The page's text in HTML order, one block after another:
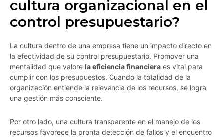
cultura organizacional en el
control presupuestario?
La cultura dentro de una empresa tiene un impacto directo en
la efectividad de su control presupuestario. Promover una
mentalidad que valore la eficiencia financiera es vital para
cumplir con los presupuestos. Cuando la totalidad de la
organización entiende la relevancia de los recursos, se logra
una gestión más consciente.
Por otro lado, una cultura transparente en el manejo de los
recursos favorece la pronta detección de fallos y el encuentro